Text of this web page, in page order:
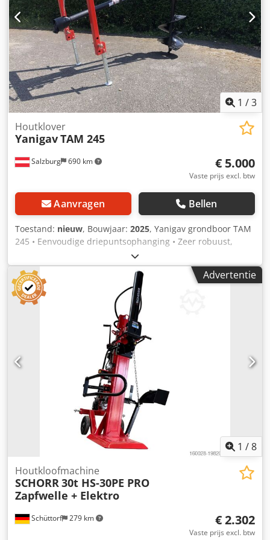
1 /3
Salzburg 690 km
Houtklover
YanigavTAM 245
€ 5.000
Vaste prijs excl. btw
Aanvragen Bellen
Toestand: nieuw, Bouwjaar: 2025, Yanigav grondboor TAM
245 • Eenvoudige driepuntsophanging • Zeer robuust,
gelast chassis • Veelzijdige, krachtige versnellingsbak van
30 tot 90 pk • Te gebruiken boor diameters: 10 cm tot 80
cm en maximaal 1,80 m hoog • Zijdelingse verstelling van
1,30 m aan elke kant van de as • Chassis met een lengte
van 245 cm • Hellingcorrectie van de boor (voor/achter en
rechts/links) • Exclusief boor Credpfor Ezniex Alfjf
Advertentie
1 /8
Schüttorf 279 km
Houtkloofmachine
SCHORR30t HS-30PE PRO
Zapfwelle + Elektro
€ 2.302
Vaste prijs excl. btw